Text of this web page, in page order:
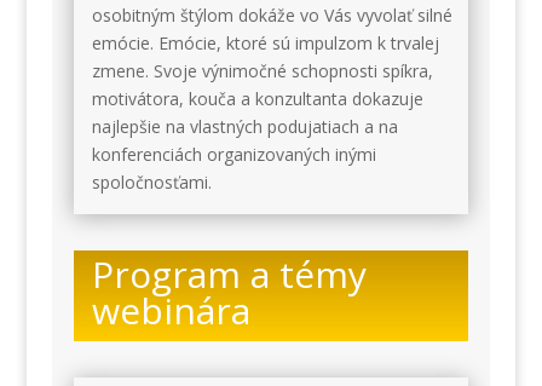
osobitným štýlom dokáže vo Vás vyvolať silné
emócie. Emócie, ktoré sú impulzom k trvalej
zmene. Svoje výnimočné schopnosti spíkra,
motivátora, kouča a konzultanta dokazuje
najlepšie na vlastných podujatiach a na
konferenciách organizovaných inými
spoločnosťami.
Program a témy
webinára